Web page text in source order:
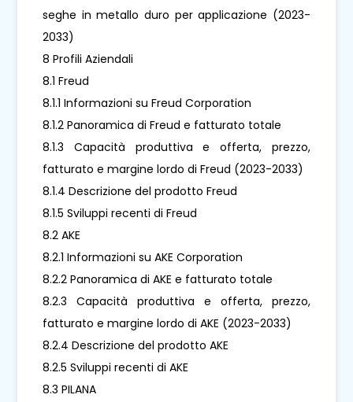
seghe in metallo duro per applicazione (2023-
2033)
8 Profili Aziendali
8.1 Freud
8.1.1 Informazioni su Freud Corporation
8.1.2 Panoramica di Freud e fatturato totale
8.1.3 Capacità produttiva e offerta, prezzo,
fatturato e margine lordo di Freud (2023-2033)
8.1.4 Descrizione del prodotto Freud
8.1.5 Sviluppi recenti di Freud
8.2 AKE
8.2.1 Informazioni su AKE Corporation
8.2.2 Panoramica di AKE e fatturato totale
8.2.3 Capacità produttiva e offerta, prezzo,
fatturato e margine lordo di AKE (2023-2033)
8.2.4 Descrizione del prodotto AKE
8.2.5 Sviluppi recenti di AKE
8.3 PILANA